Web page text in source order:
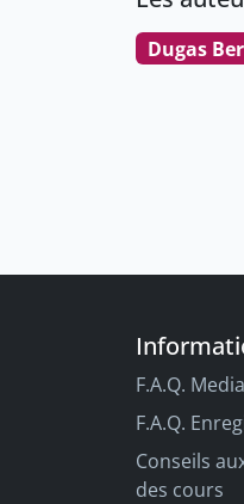
Dugas
F.A.Q.
F.A.Q.
Conseils
des cours